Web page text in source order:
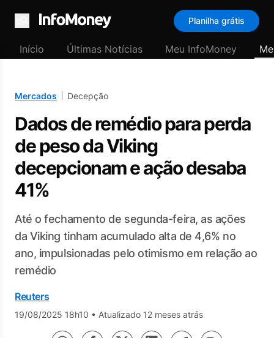
Menu
Planilha grátis
Início Últimas Notícias Meu InfoMoney
Mercados Decepção
Dados de remédio para perda
de peso da Viking
decepcionam e ação desaba
41%
Até o fechamento de segunda-feira, as ações
da Viking tinham acumulado alta de 4,6% no
ano, impulsionadas pelo otimismo em relação ao
remédio
Reuters
19/08/2025 18h10 • Atualizado 12 meses atrás